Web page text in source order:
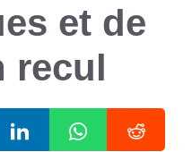
et de
recul